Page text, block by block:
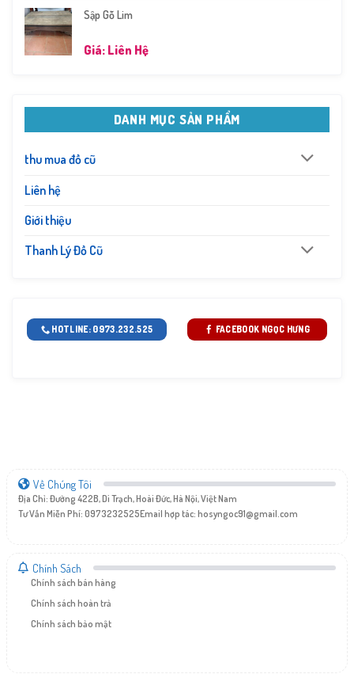
Sập Gỗ Lim
Giá: Liên Hệ
DANH MỤC SẢN PHẨM
thu mua đồ cũ
Liên hệ
Giới thiệu
Thanh Lý Đồ Cũ
HOTLINE: 0973.232.525 FACEBOOK NGỌC HƯNG
Về Chúng Tôi
Địa Chỉ: Đường 422B, Di Trạch, Hoài Đức, Hà Nội, Việt Nam
Tư Vấn Miễn Phí: 0973232525Email hợp tác: hosyngoc91@gmail.com
Chính Sách
Chính sách bán hàng
Chính sách hoàn trả
Chính sách bảo mật